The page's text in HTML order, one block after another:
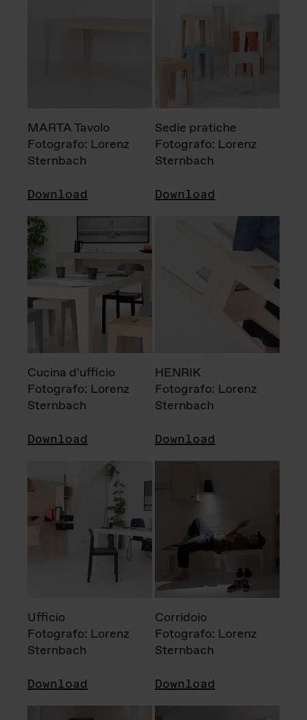
MARTA Tavolo
Fotografo: Lorenz
Sternbach
Download
Sedie pratiche
Fotografo: Lorenz
Sternbach
Download
Cucina d'ufficio
Fotografo: Lorenz
Sternbach
Download
HENRIK
Fotografo: Lorenz
Sternbach
Download
Ufficio
Fotografo: Lorenz
Sternbach
Download
Corridoio
Fotografo: Lorenz
Sternbach
Download